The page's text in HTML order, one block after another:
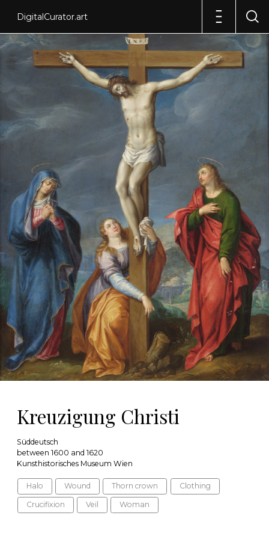
DigitalCurator.art
Kreuzigung Christi
Süddeutsch
between 1600 and 1620
Kunsthistorisches Museum Wien
Halo Wound Thorn crown Clothing
Crucifixion Veil Woman